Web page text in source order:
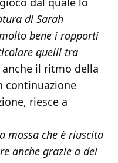
di Sarah
bene i rapporti
quelli tra
il ritmo della
continuazione
riesce a
mossa che è riuscita
anche grazie a dei